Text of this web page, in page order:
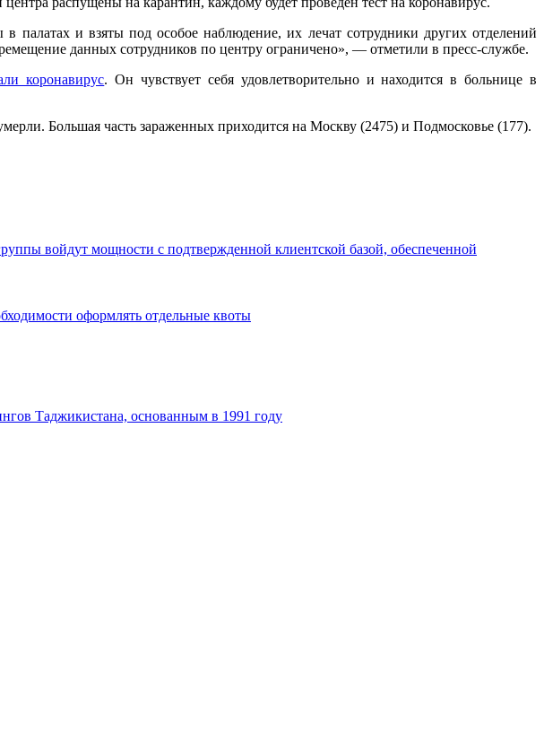
и взяты под особое наблюдение, их лечат сотрудники других отделений
данных сотрудников по центру ограничено», — отметили в пресс-службе.
коронавирус. Он чувствует себя удовлетворительно и находится в больнице в
Большая часть зараженных приходится на Москву (2475) и Подмосковье (177).
войдут мощности с подтвержденной клиентской базой, обеспеченной
оформлять отдельные квоты
Таджикистана, основанным в 1991 году